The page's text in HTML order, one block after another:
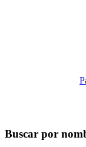
Buscar por